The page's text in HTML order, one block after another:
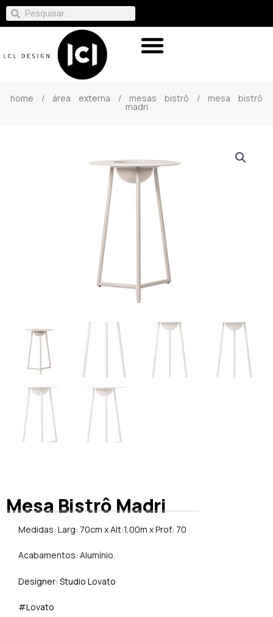
home / área externa / mesas bistrô / mesa bistrô
madri
Mesa Bistrô Madri
Medidas: Larg: 70cm x Alt:1,00m x Prof: 70
Acabamentos: Alumínio.
Designer: Studio Lovato
#Lovato